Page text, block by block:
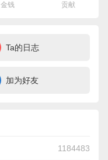
金钱 贡献
Ta的日志
加为好友
1184483